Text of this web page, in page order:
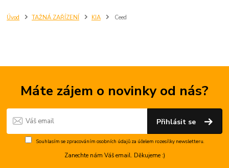
Úvod TAŽNÁ ZAŘÍZENÍ KIA Ceed
Máte zájem o novinky od nás?
Přihlásit se
Souhlasím se zpracováním osobních údajůza účelem rozesílky newsletteru.
Zanechte nám Váš email. Děkujeme :)